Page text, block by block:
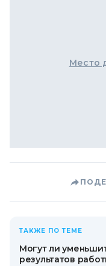
Место
ТАКЖЕ ПО ТЕМЕ
Могут ли
результатов